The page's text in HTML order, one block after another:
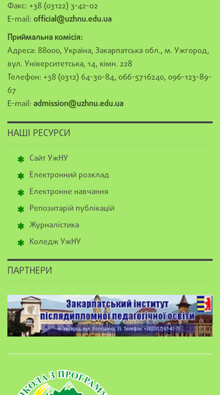
Факс: +38 (03122) 3-42-02
E-mail: official@uzhnu.edu.ua
Приймальна комісія:
Адреса: 88000, Україна, Закарпатська обл., м. Ужгород,
вул. Університетська, 14, кімн. 228
Телефон: +38 (0312) 64-30-84, 066-5716240, 096-123-89-
67
E-mail: admission@uzhnu.edu.ua
НАШІ РЕСУРСИ
Сайт УжНУ
Електронний розклад
Електронне навчання
Репозитарій публікацій
Журналістика
Коледж УжНУ
ПАРТНЕРИ